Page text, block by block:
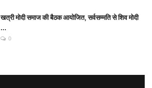
खत्री मोदी समाज की बैठक आयोजित, सर्वसम्मति से शिव मोदी
...
0